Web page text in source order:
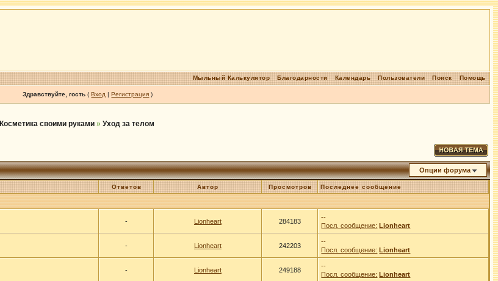
Помощь
Поиск
Пользователи
Календарь
Благодарности
Мыльный Калькулятор
Здравствуйте, гость (Вход |Регистрация )
Косметика своими руками »Уход за телом
Опции форума
Ответов Автор Просмотров Последнее сообщение
- Lionheart 284183
--
Посл. сообщение: Lionheart
- Lionheart 242203
--
Посл. сообщение: Lionheart
- Lionheart 249188
--
Посл. сообщение: Lionheart